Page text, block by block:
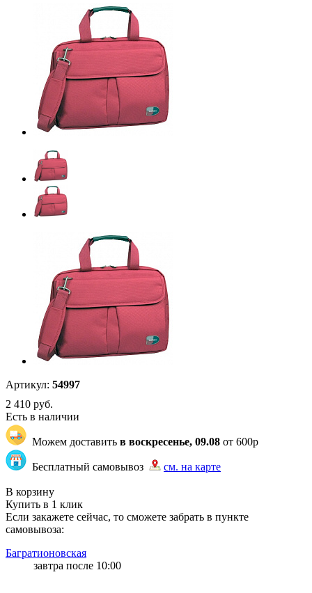
Артикул: 54997
2 410 руб.
Есть в наличии
Можем доставить в воскресенье, 09.08 от 600р
Бесплатный самовывоз
см. на карте
В корзину
Купить в 1 клик
Если закажете сейчас, то сможете забрать в пункте
самовывоза:
Багратионовская
завтра после 10:00